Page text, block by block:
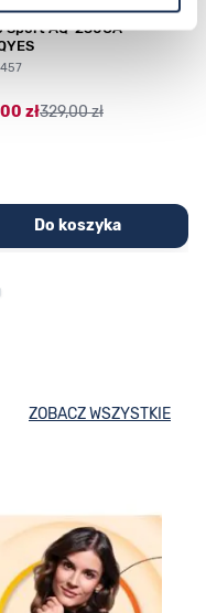
Sport AQ-230GA-
zł329,00 zł
Do koszyka
ZOBACZ WSZYSTKIE